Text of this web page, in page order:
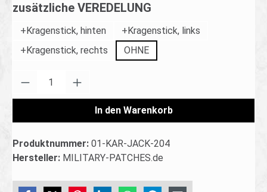
zusätzliche VEREDELUNG
+Kragenstick, hinten
+Kragenstick, links
+Kragenstick, rechts
OHNE
Produkt Anzahl: Gib den gewünschten
In den Warenkorb
Produktnummer: 01-KAR-JACK-204
Hersteller: MILITARY-PATCHES.de